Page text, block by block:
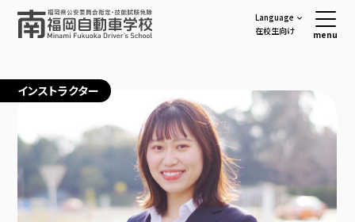
Language
在校生向け
menu
インストラクター